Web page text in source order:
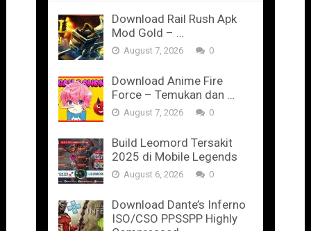
Download Rail Rush Apk
Mod Gold – …
August 7, 2026 0
Download Anime Fire
Force – Temukan dan …
August 7, 2026 0
Build Leomord Tersakit
2025 di Mobile Legends
August 6, 2026 0
Download Dante’s Inferno
ISO/CSO PPSSPP Highly